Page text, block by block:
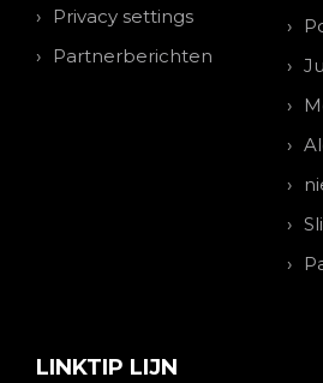
Privacy settings
Partnerberichten
LINKTIP LIJN